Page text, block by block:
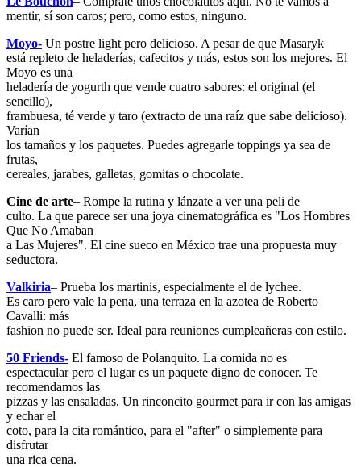
mentir, sí son caros; pero, como estos, ninguno.
Moyo- Un postre light pero delicioso. A pesar de que Masaryk
está repleto de heladerías, cafecitos y más, estos son los mejores. El
Moyo es una
heladería de yogurth que vende cuatro sabores: el original (el
sencillo),
frambuesa, té verde y taro (extracto de una raíz que sabe delicioso).
Varían
los tamaños y los paquetes. Puedes agregarle toppings ya sea de
frutas,
cereales, jarabes, galletas, gomitas o chocolate.
Cine de arte– Rompe la rutina y lánzate a ver una peli de
culto. La que parece ser una joya cinematográfica es "Los Hombres
Que No Amaban
a Las Mujeres". El cine sueco en México trae una propuesta muy
seductora.
Valkiria– Prueba los martinis, especialmente el de lychee.
Es caro pero vale la pena, una terraza en la azotea de Roberto
Cavalli: más
fashion no puede ser. Ideal para reuniones cumpleañeras con estilo.
50 Friends- El famoso de Polanquito. La comida no es
espectacular pero el lugar es un paquete digno de conocer. Te
recomendamos las
pizzas y las ensaladas. Un rinconcito gourmet para ir con las amigas
y echar el
coto, para la cita romántico, para el "after" o simplemente para
disfrutar
una rica cena.